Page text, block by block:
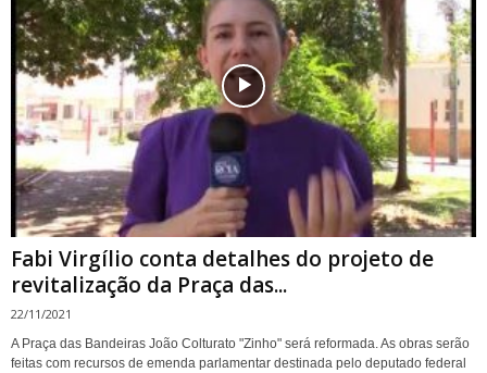
Fabi Virgílio conta detalhes do projeto de
revitalização da Praça das...
22/11/2021
A Praça das Bandeiras João Colturato "Zinho" será reformada. As obras serão
feitas com recursos de emenda parlamentar destinada pelo deputado federal